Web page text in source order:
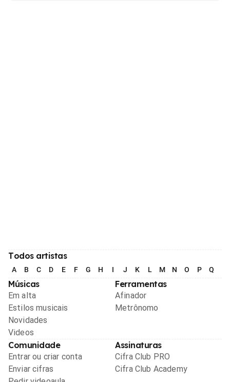
Todos artistas
A B C D E F G H I J K L M N O P Q
Músicas
Em alta
Estilos musicais
Novidades
Videos
Ferramentas
Afinador
Metrônomo
Comunidade
Entrar ou criar conta
Enviar cifras
Assinaturas
Cifra Club PRO
Cifra Club Academy